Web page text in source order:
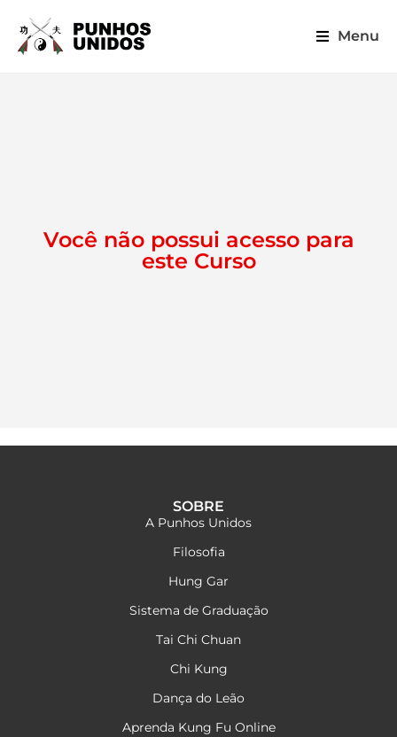
Menu
Você não possui acesso para
este Curso
SOBRE
A Punhos Unidos
Filosofia
Hung Gar
Sistema de Graduação
Tai Chi Chuan
Chi Kung
Dança do Leão
Aprenda Kung Fu Online